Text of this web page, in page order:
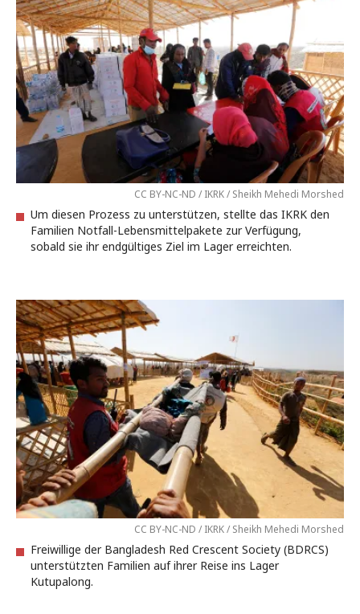
CC BY-NC-ND / IKRK / Sheikh Mehedi Morshed
Um diesen Prozess zu unterstützen, stellte das IKRK den
Familien Notfall-Lebensmittelpakete zur Verfügung,
sobald sie ihr endgültiges Ziel im Lager erreichten.
CC BY-NC-ND / IKRK / Sheikh Mehedi Morshed
Freiwillige der Bangladesh Red Crescent Society (BDRCS)
unterstützten Familien auf ihrer Reise ins Lager
Kutupalong.